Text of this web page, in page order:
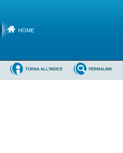
HOME
PERMALINK
TORNA ALL'INDICE